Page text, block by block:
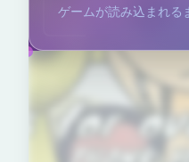
ゲームが読み込まれる